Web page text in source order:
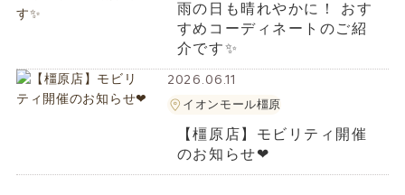
雨の日も晴れやかに！ おす
すめコーディネートのご紹
介です✨️
2026.06.11
イオンモール橿原
【橿原店】モビリティ開催
のお知らせ❤︎